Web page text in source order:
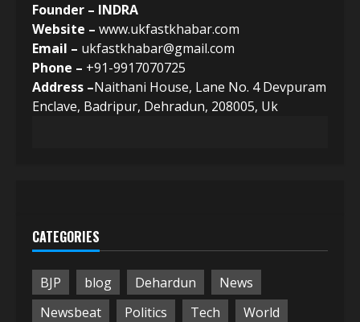
Founder – INDRA
Website – www.ukfastkhabar.com
Email – ukfastkhabar@gmail.com
Phone – +91-9917070725
Address –Naithani House, Lane No. 4 Devpuram
Enclave, Badripur, Dehradun, 208005, Uk
CATEGORIES
BJP blog Dehardun
News
Newsbeat
Politics Tech
World